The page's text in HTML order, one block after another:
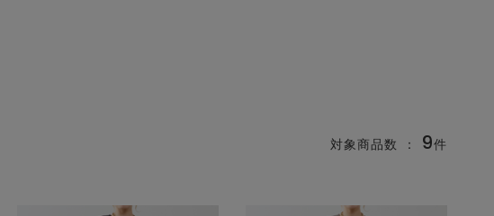
対象商品数 ： 9件